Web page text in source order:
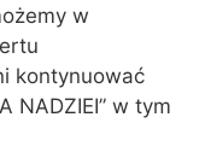
w
kontynuować
NADZIEI” w tym